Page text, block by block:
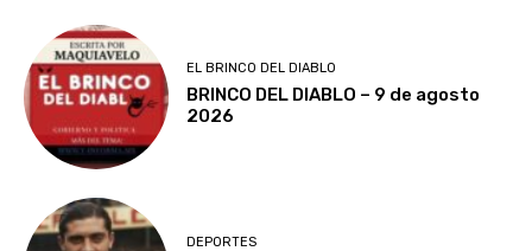
EL BRINCO DEL DIABLO
BRINCO DEL DIABLO – 9 de agosto
2026
DEPORTES